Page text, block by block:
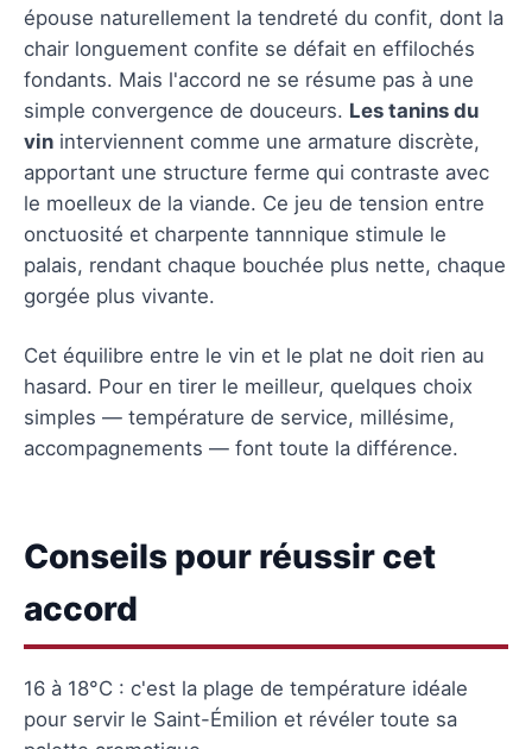
épouse naturellement la tendreté du confit, dont la
chair longuement confite se défait en effilochés
fondants. Mais l'accord ne se résume pas à une
simple convergence de douceurs. Les tanins du
vin interviennent comme une armature discrète,
apportant une structure ferme qui contraste avec
le moelleux de la viande. Ce jeu de tension entre
onctuosité et charpente tannnique stimule le
palais, rendant chaque bouchée plus nette, chaque
gorgée plus vivante.
Cet équilibre entre le vin et le plat ne doit rien au
hasard. Pour en tirer le meilleur, quelques choix
simples — température de service, millésime,
accompagnements — font toute la différence.
Conseils pour réussir cet
accord
16 à 18°C : c'est la plage de température idéale
pour servir le Saint-Émilion et révéler toute sa